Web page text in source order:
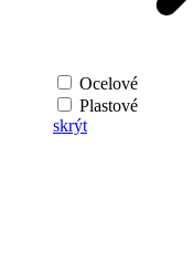
Ocelové
Plastové
skrýt